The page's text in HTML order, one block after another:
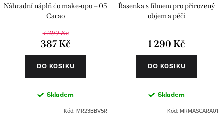
Náhradní náplň do make-upu – 05
Cacao
1 290 Kč
387 Kč
DO KOŠÍKU
Skladem
Kód: MR23BBV5R
Řasenka s filmem pro přirozený
objem a péči
1 290 Kč
DO KOŠÍKU
Skladem
Kód: MRMASCARA01